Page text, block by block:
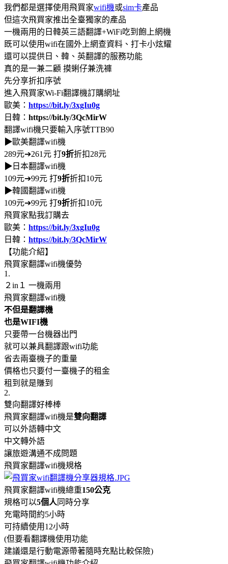
我們都是選擇使用飛買家wifi機或sim卡產品
但這次飛買家推出全臺獨家的產品
一機兩用的日韓英三語翻譯+WiFi吃到飽上網機
既可以使用wifi在國外上網查資料、打卡小炫耀
還可以提供日、韓、英翻譯的服務功能
真的是一兼二顧 摸蜊仔兼洗褲
先分享折扣序號
進入飛買家Wi-Fi翻譯機訂購網址
歐美： https://bit.ly/3xgIu0g
日韓： https://bit.ly/3QcMirW
翻譯wifi機只要輸入序號TTB90
▶歐美翻譯wifi機
289元➔261元 打9折折扣28元
▶ 日本翻譯wifi機
109元➔99元 打9折折扣10元
▶韓國翻譯wifi機
109元➔99元 打9折折扣10元
飛買家點我訂購去
歐美： https://bit.ly/3xgIu0g
日韓： https://bit.ly/3QcMirW
【功能介紹】
飛買家翻譯wifi機優勢
1.
２in１ 一機兩用
飛買家翻譯wifi機
不但是翻譯機
也是WIFI機
只要帶一台機器出門
就可以兼具翻譯跟wifi功能
省去兩臺機子的重量
價格也只要付一臺機子的租金
租到就是賺到
2.
雙向翻譯好棒棒
飛買家翻譯wifi機是雙向翻譯
可以外語轉中文
中文轉外語
讓旅遊溝通不成問題
飛買家翻譯wifi機規格
飛買家翻譯wifi機總重150公克
規格可以5個人 同時分享
充電時間約5小時
可持續使用12小時
(但要看翻譯機使用功能
建議還是行動電源帶著隨時充點比較保險)